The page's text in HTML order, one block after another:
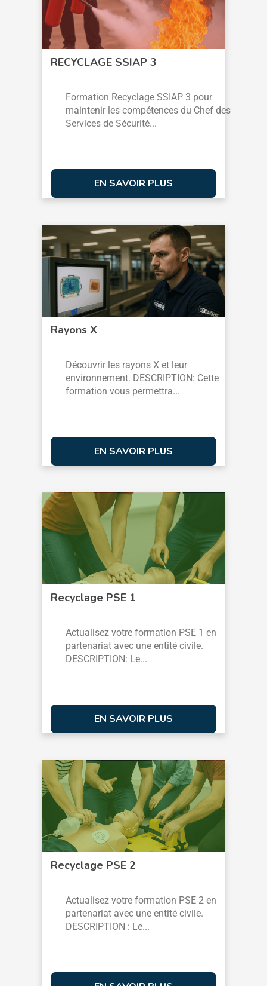
Rayons X
Découvrir les rayons X et leur
environnement. DESCRIPTION: Cette
formation vous permettra...
EN SAVOIR PLUS
Recyclage PSE 1
Actualisez votre formation PSE 1 en
partenariat avec une entité civile.
DESCRIPTION: Le...
EN SAVOIR PLUS
Recyclage PSE 2
Actualisez votre formation PSE 2 en
partenariat avec une entité civile.
DESCRIPTION : Le...
RECYCLAGE SSIAP 3
Formation Recyclage SSIAP 3 pour
maintenir les compétences du Chef des
Services de Sécurité...
EN SAVOIR PLUS